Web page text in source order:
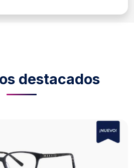
destacados